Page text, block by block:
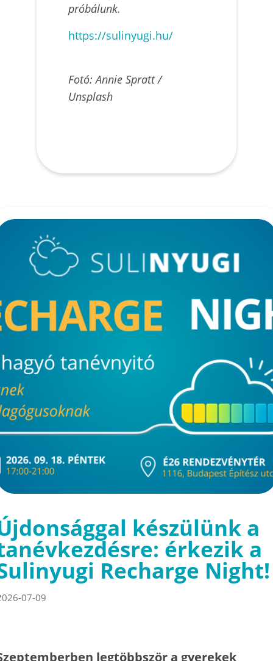
próbálunk.
https://sulinyugi.hu/
Fotó: Annie Spratt /
Unsplash
készülünk a
érkezik a
Recharge Night!
07-09
legtöbbször a gyerekek